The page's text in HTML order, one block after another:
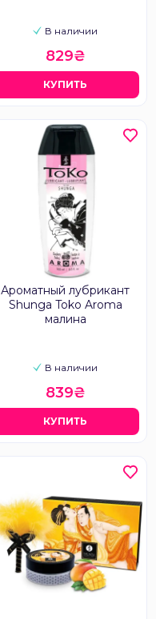
В наличии
829₴
КУПИТЬ
Ароматный лубрикант
Shunga Toko Aroma
малина
В наличии
839₴
КУПИТЬ